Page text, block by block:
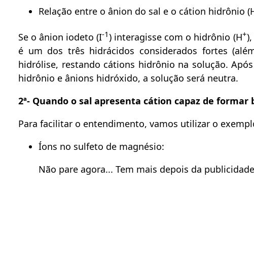
Relação entre o ânion do sal e o cátion hidrônio
Se o ânion iodeto (I-1) interagisse com o hidrônio (H+
é um dos três hidrácidos considerados fortes
hidrólise, restando cátions hidrônio na solução.
hidrônio e ânions hidróxido, a solução será neutra.
2ª- Quando o sal apresenta cátion capaz de
Para facilitar o entendimento, vamos utilizar o
Íons no sulfeto de magnésio:
Não pare agora... Tem mais depois da